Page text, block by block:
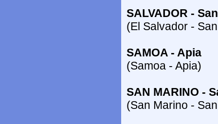
SALVADOR -
(El Salvador -
SAMOA - Apia
(Samoa - Apia)
SAN MARINO -
(San Marino -